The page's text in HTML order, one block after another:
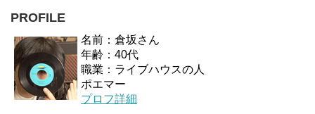
PROFILE
名前：倉坂さん
年齢：40代
職業：ライブハウスの人
ポエマー
プロフ詳細